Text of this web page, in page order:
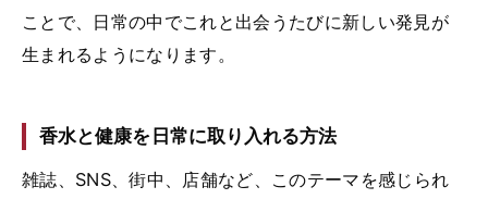
ことで、日常の中でこれと出会うたびに新しい発見が
生まれるようになります。
香水と健康を日常に取り入れる方法
雑誌、SNS、街中、店舗など、このテーマを感じられ